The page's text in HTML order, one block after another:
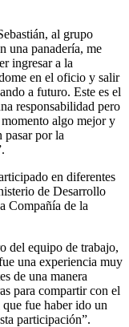
al grupo
una panadería, me
ingresar a la
en el oficio y salir
a futuro. Este es el
responsabilidad pero
algo mejor y
pasar por la
en diferentes
de Desarrollo
Compañía de la
del equipo de trabajo,
una experiencia muy
de una manera
para compartir con el
fue haber ido un
participación”.